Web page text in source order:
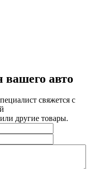
вашего авто
свяжется с
другие товары.